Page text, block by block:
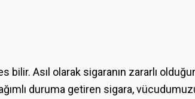
bilir. Asıl olarak sigaranın zararlı
duruma getiren sigara,